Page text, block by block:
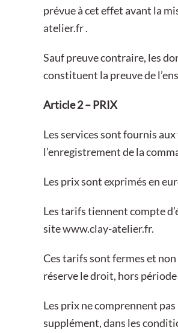
prévue à cet effet avant la
atelier.fr .
Sauf preuve contraire, les
constituent la preuve de
Article 2 – PRIX
Les services sont fournis
l’enregistrement de la
Les prix sont exprimés en
Les tarifs tiennent compte
sitewww.clay-atelier.fr.
Ces tarifs sont fermes et
réserve le droit, hors
Les prix ne comprennent
supplément, dans les